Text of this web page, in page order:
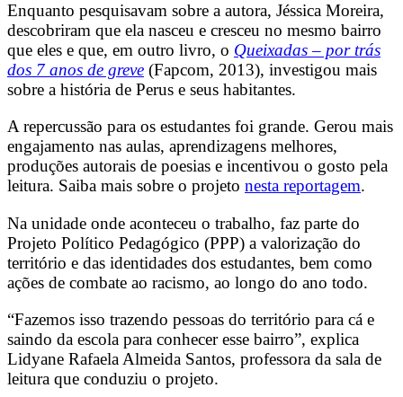
Enquanto pesquisavam sobre a autora, Jéssica Moreira,
descobriram que ela nasceu e cresceu no mesmo bairro
que eles e que, em outro livro, o Queixadas – por trás
dos 7 anos de greve (Fapcom, 2013), investigou mais
sobre a história de Perus e seus habitantes.
A repercussão para os estudantes foi grande. Gerou mais
engajamento nas aulas, aprendizagens melhores,
produções autorais de poesias e incentivou o gosto pela
leitura. Saiba mais sobre o projeto nesta reportagem.
Na unidade onde aconteceu o trabalho, faz parte do
Projeto Político Pedagógico (PPP) a valorização do
território e das identidades dos estudantes, bem como
ações de combate ao racismo, ao longo do ano todo.
“Fazemos isso trazendo pessoas do território para cá e
saindo da escola para conhecer esse bairro”, explica
Lidyane Rafaela Almeida Santos, professora da sala de
leitura que conduziu o projeto.